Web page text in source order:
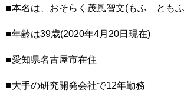
■本名は、おそらく茂風智文(もふ とも
■年齢は39歳(2020年4月20日現在)
■愛知県名古屋市在住
■大手の研究開発会社で12年勤務